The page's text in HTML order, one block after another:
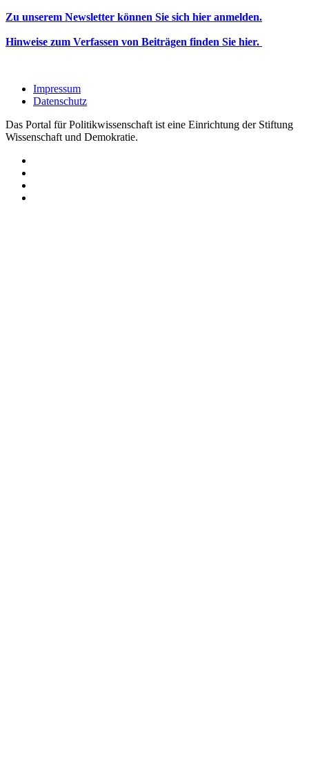
Zu unserem Newsletter können Sie sich hier anmelden.
Hinweise zum Verfassen von Beiträgen finden Sie hier.
Impressum
Datenschutz
Das Portal für Politikwissenschaft ist eine Einrichtung der Stiftung
Wissenschaft und Demokratie.